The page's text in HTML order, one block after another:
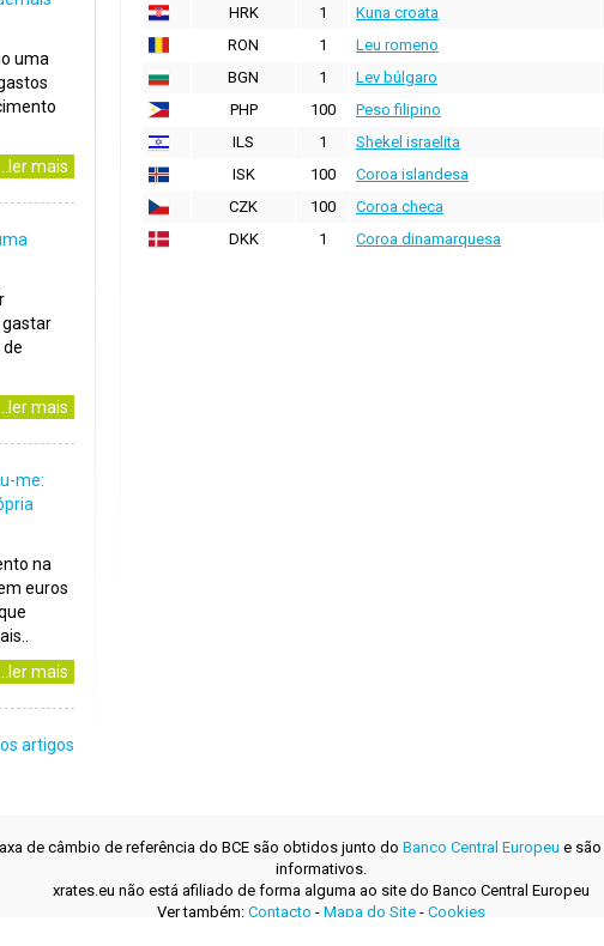
HRK
1 Kuna croata
RON
1 Leu romeno
BGN
1 Lev búlgaro
PHP
100 Peso filipino
ILS
1 Shekel israelita
ISK
100 Coroa islandesa
CZK
100 Coroa checa
DKK
1 Coroa dinamarquesa
uma
..ler mais
gastar
..ler mais
me:
na
euros
..ler mais
artigos
de câmbio de referência do BCE são obtidos junto do Banco Central Europeu e
informativos.
xrates.eu não está afiliado de forma alguma ao site do Banco Central Europeu
Ver também: Contacto - Mapa do Site- Cookies